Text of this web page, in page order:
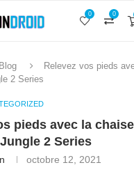
0
0
Blog
Relevez vos pieds
2 Series
pieds avec la
2 Series
octobre 12, 2021